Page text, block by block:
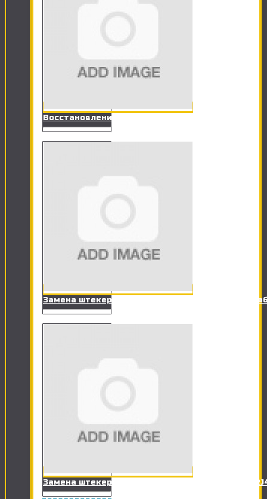
Восстановления данных (Флешки, HDD)
Замена штекера RJ-11 на разъем телефонного
Замена штекера сетевого кабеля (Витая пара